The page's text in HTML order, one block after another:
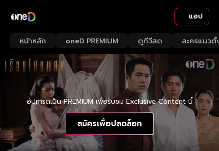
แอป
หน้าหลัก oneD PREMIUM ดูทีวีสด ละครแนวตั้
อัปเกรดเป็น PREMIUM เพื่อรับชม Exclusive Content นี้
สมัครเพื่อปลดล็อก